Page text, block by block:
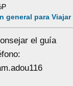
general para Viajar
el guía